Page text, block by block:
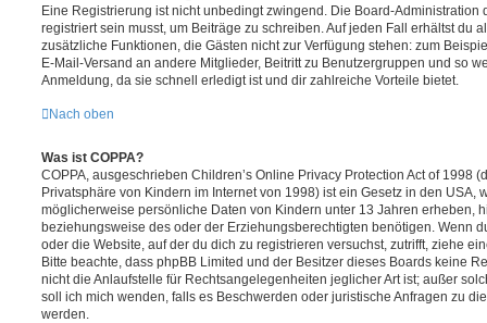
Eine Registrierung ist nicht unbedingt zwingend. Die Board-Administration
registriert sein musst, um Beiträge zu schreiben. Auf jeden Fall erhältst du
zusätzliche Funktionen, die Gästen nicht zur Verfügung stehen: zum
E-Mail-Versand an andere Mitglieder, Beitritt zu Benutzergruppen und so
Anmeldung, da sie schnell erledigt ist und dir zahlreiche Vorteile bietet.
Nach oben
Was ist COPPA?
COPPA, ausgeschrieben Children’s Online Privacy Protection Act of 1998
Privatsphäre von Kindern im Internet von 1998) ist ein Gesetz in den USA,
möglicherweise persönliche Daten von Kindern unter 13 Jahren erheben,
beziehungsweise des oder der Erziehungsberechtigten benötigen. Wenn
oder die Website, auf der du dich zu registrieren versuchst, zutrifft, ziehe
Bitte beachte, dass phpBB Limited und der Besitzer dieses Boards keine
nicht die Anlaufstelle für Rechtsangelegenheiten jeglicher Art ist; außer
soll ich mich wenden, falls es Beschwerden oder juristische Anfragen zu
werden.